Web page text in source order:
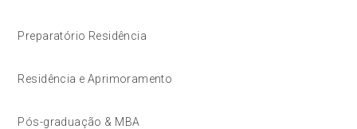
Preparatório Residência
Residência e Aprimoramento
Pós-graduação & MBA